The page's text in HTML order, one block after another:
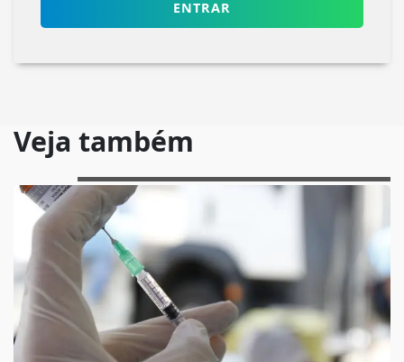
ENTRAR
Veja também